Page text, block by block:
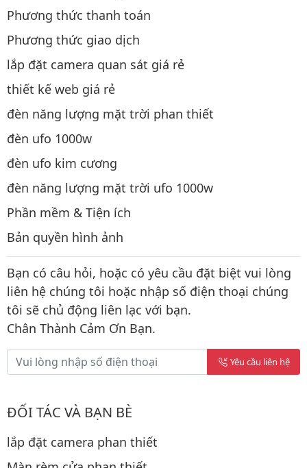
Phương thức thanh toán
Phương thức giao dịch
lắp đặt camera quan sát giá rẻ
thiết kế web giá rẻ
đèn năng lượng mặt trời phan thiết
đèn ufo 1000w
đèn ufo kim cương
đèn năng lượng mặt trời ufo 1000w
Phần mềm & Tiện ích
Bản quyền hình ảnh
Bạn có câu hỏi, hoặc có yêu cầu đặt biệt vui lòng
liên hệ chúng tôi hoặc nhập số điện thoại chúng
tôi sẽ chủ động liên lạc với bạn.
Chân Thành Cảm Ơn Bạn.
Yêu cầu liên hệ
ĐỐI TÁC VÀ BẠN BÈ
lắp đặt camera phan thiết